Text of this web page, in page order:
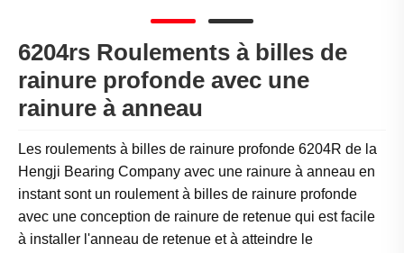
6204rs Roulements à billes de
rainure profonde avec une
rainure à anneau
Les roulements à billes de rainure profonde 6204R de la
Hengji Bearing Company avec une rainure à anneau en
instant sont un roulement à billes de rainure profonde
avec une conception de rainure de retenue qui est facile
à installer l'anneau de retenue et à atteindre le